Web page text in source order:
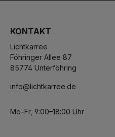
KONTAKT
Lichtkarree
Föhringer Allee 87
85774 Unterföhring
info@lichtkarree.de
Mo–Fr, 9:00–18:00 Uhr